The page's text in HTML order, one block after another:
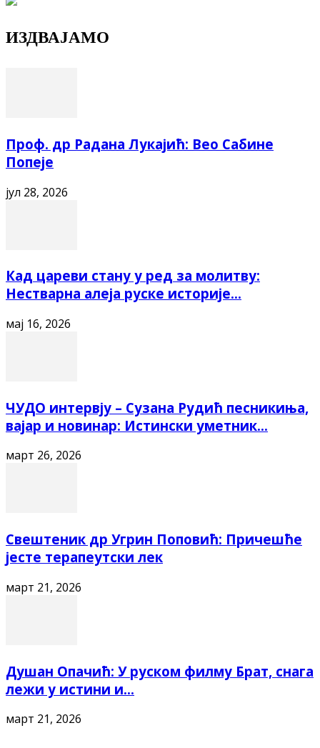
ИЗДВАЈАМО
Проф. др Радана Лукајић: Вео Сабине
Попеје
јул 28, 2026
Кад цареви стану у ред за молитву:
Нестварна алеја руске историје...
мај 16, 2026
ЧУДО интервју – Сузана Рудић песникиња,
вајар и новинар: Истински уметник...
март 26, 2026
Свештеник др Угрин Поповић: Причешће
јесте терапеутски лек
март 21, 2026
Душан Опачић: У руском филму Брат, снага
лежи у истини и...
март 21, 2026